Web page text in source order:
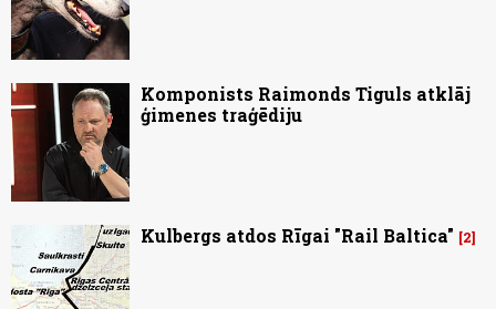
Komponists Raimonds Tiguls atklāj
ģimenes traģēdiju
Kulbergs atdos Rīgai "Rail Baltica" 2